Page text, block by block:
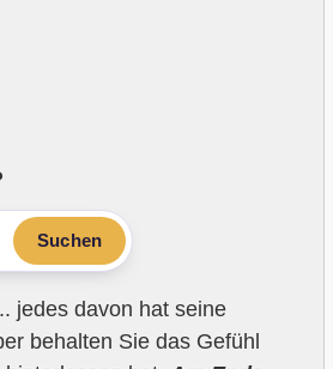
Suchen
jedes davon hat seine
behalten Sie das Gefühl